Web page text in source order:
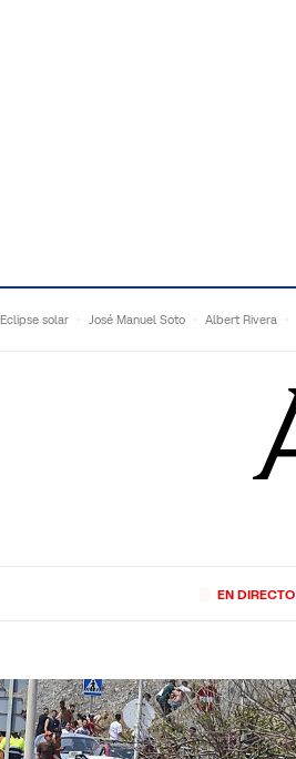
Eclipse solar José Manuel Soto Albert Rivera
ECONOMÍADEPORTES
EN DIRECTO